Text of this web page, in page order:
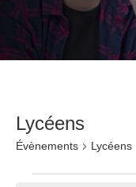
Lycéens
Évènements Lycéens